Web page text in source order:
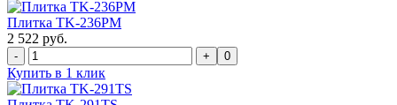
Плитка TK-236PM
2 522 руб.
0
Купить в 1 клик